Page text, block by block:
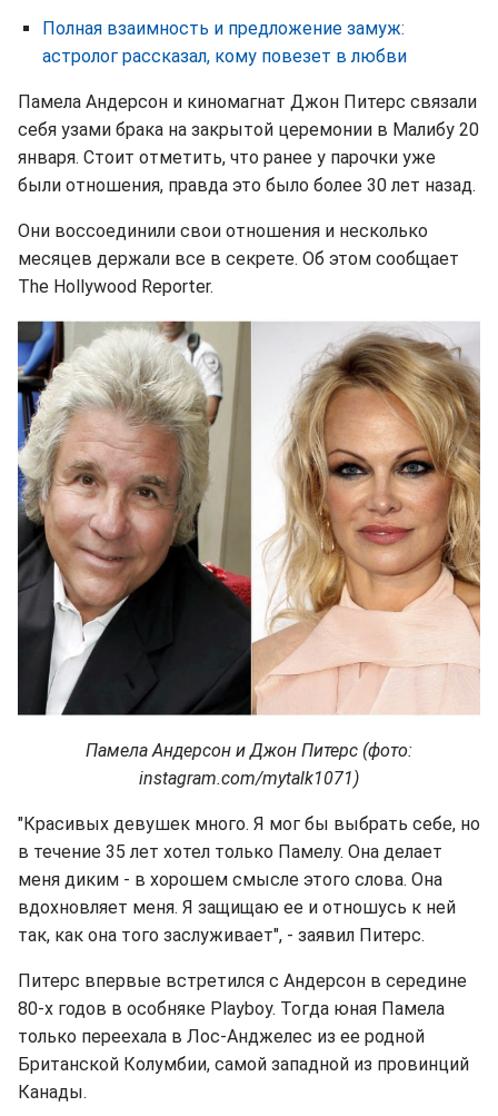
Полная взаимность и предложение замуж:
астролог рассказал, кому повезет в любви
Памела Андерсон и киномагнат Джон Питерс связали
себя узами брака на закрытой церемонии в Малибу 20
января. Стоит отметить, что ранее у парочки уже
были отношения, правда это было более 30 лет назад.
Они воссоединили свои отношения и несколько
месяцев держали все в секрете. Об этом сообщает
The Hollywood Reporter.
Памела Андерсон и Джон Питерс (фото:
instagram.com/mytalk1071)
"Красивых девушек много. Я мог бы выбрать себе, но
в течение 35 лет хотел только Памелу. Она делает
меня диким - в хорошем смысле этого слова. Она
вдохновляет меня. Я защищаю ее и отношусь к ней
так, как она того заслуживает", - заявил Питерс.
Питерс впервые встретился с Андерсон в середине
80-х годов в особняке Playboy. Тогда юная Памела
только переехала в Лос-Анджелес из ее родной
Британской Колумбии, самой западной из провинций
Канады.